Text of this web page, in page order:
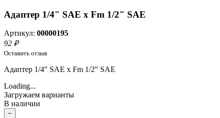
Адаптер 1/4" SAE x Fm 1/2" SAE
Артикул: 00000195
92 ₽
Оставить отзыв
Адаптер 1/4" SAE x Fm 1/2" SAE
Loading...
Загружаем варианты
В наличии
−